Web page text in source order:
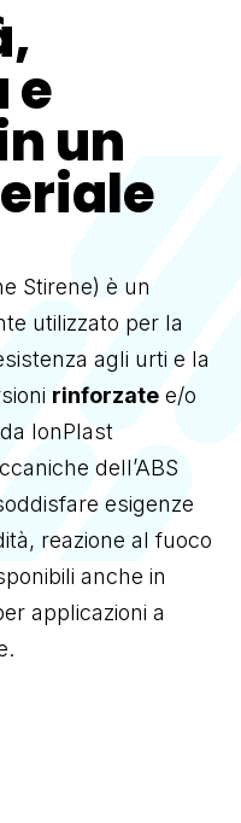
e
un
Stirene) è un
utilizzato per la
agli urti e la
rinforzate e/o
IonPlast
dell’ABS
esigenze
reazione al fuoco
anche in
applicazioni a